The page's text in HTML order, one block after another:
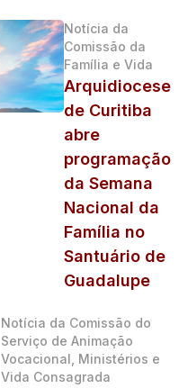
Notícia da
Comissão da
Família e Vida
Arquidiocese
de Curitiba
abre
programação
da Semana
Nacional da
Família no
Santuário de
Guadalupe
Notícia da Comissão do
Serviço de Animação
Vocacional, Ministérios e
Vida Consagrada